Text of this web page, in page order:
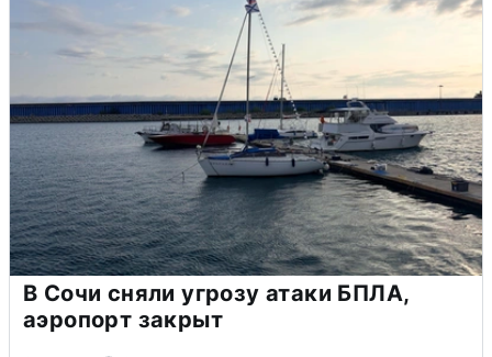
В Сочи сняли угрозу атаки БПЛА,
аэропорт закрыт